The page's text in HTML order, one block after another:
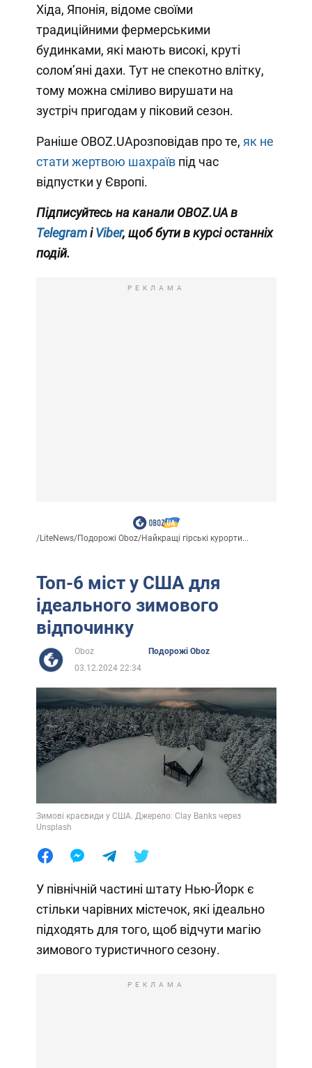
Хіда, Японія, відоме своїми
традиційними фермерськими
будинками, які мають високі, круті
соломʼяні дахи. Тут не спекотно влітку,
тому можна сміливо вирушати на
зустріч пригодам у піковий сезон.
Раніше OBOZ.UAрозповідав про те, як не
стати жертвою шахраїв під час
відпустки у Європі.
Підписуйтесь на канали OBOZ.UA в
TelegramіViber, щоб бути в курсі останніх
подій.
РЕКЛАМА
/LiteNews/Подорожі Oboz/Найкращі гірські курорти...
Топ-6 міст у США для
ідеального зимового
відпочинку
Oboz
Подорожі Oboz
03.12.2024 22:34
Зимові краєвиди у США. Джерело: Clay Banks через
Unsplash
У північній частині штату Нью-Йорк є
стільки чарівних містечок, які ідеально
підходять для того, щоб відчути магію
зимового туристичного сезону.
РЕКЛАМА